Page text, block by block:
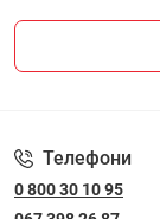
Телефони
0 800 30 10 95